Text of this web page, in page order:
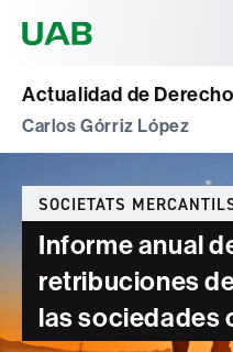
Actualidad de
Carlos Górriz López
Categories
SOCIETATS
Informe anual
retribuciones
las sociedades